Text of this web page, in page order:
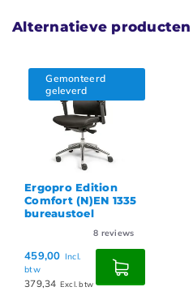
Alternatieve producten
Gemonteerd
geleverd
Ergopro Edition
Comfort (N)EN 1335
bureaustoel
8 reviews
459,00 Incl.
btw
379,34 Excl. btw